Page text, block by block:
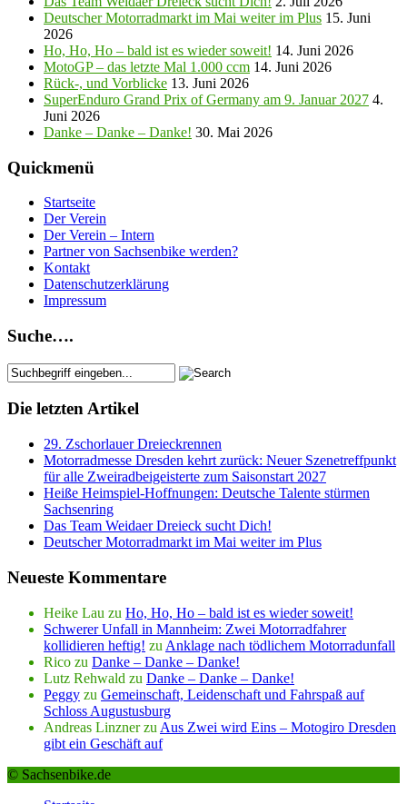
Deutscher Motorradmarkt im Mai weiter im Plus 15. Juni
2026
Ho, Ho, Ho – bald ist es wieder soweit! 14. Juni 2026
MotoGP – das letzte Mal 1.000 ccm 14. Juni 2026
Rück-, und Vorblicke 13. Juni 2026
SuperEnduro Grand Prix of Germany am 9. Januar 2027 4.
Juni 2026
Danke – Danke – Danke! 30. Mai 2026
Quickmenü
Startseite
Der Verein
Der Verein – Intern
Partner von Sachsenbike werden?
Kontakt
Datenschutzerklärung
Impressum
Suche….
Die letzten Artikel
29. Zschorlauer Dreieckrennen
Motorradmesse Dresden kehrt zurück: Neuer Szenetreffpunkt
für alle Zweiradbeigeisterte zum Saisonstart 2027
Heiße Heimspiel-Hoffnungen: Deutsche Talente stürmen
Sachsenring
Das Team Weidaer Dreieck sucht Dich!
Deutscher Motorradmarkt im Mai weiter im Plus
Neueste Kommentare
Heike Lau zu Ho, Ho, Ho – bald ist es wieder soweit!
Schwerer Unfall in Mannheim: Zwei Motorradfahrer
kollidieren heftig! zu Anklage nach tödlichem Motorradunfall
Rico zu Danke – Danke – Danke!
Lutz Rehwald zu Danke – Danke – Danke!
Peggy zu Gemeinschaft, Leidenschaft und Fahrspaß auf
Schloss Augustusburg
Andreas Linznerzu Aus Zwei wird Eins – Motogiro Dresden
gibt ein Geschäft auf
© Sachsenbike.de